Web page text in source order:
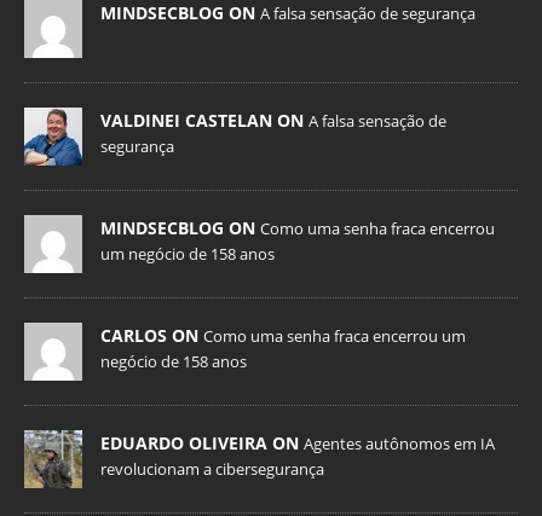
MINDSECBLOG ON A falsa sensação de segurança
VALDINEI CASTELAN ON A falsa sensação de
segurança
MINDSECBLOG ON Como uma senha fraca encerrou
um negócio de 158 anos
CARLOS ON Como uma senha fraca encerrou um
negócio de 158 anos
EDUARDO OLIVEIRA ON Agentes autônomos em IA
revolucionam a cibersegurança